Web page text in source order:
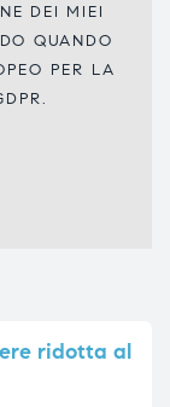
DEI MIEI
QUANDO
PER LA
ridotta al